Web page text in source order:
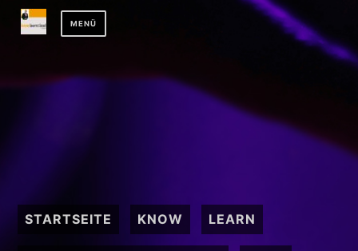
Zum
Inhalt
MENÜ
STARTSEITE KNOW LEARN